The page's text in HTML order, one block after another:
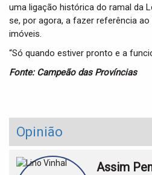
uma ligação histórica do ramal da
se, por agora, a fazer referência
imóveis.
“Só quando estiver pronto e a
Fonte: Campeão das Províncias
Opinião
Assim